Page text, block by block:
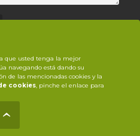
que usted tenga la mejor
navegando está dando su
de las mencionadas cookies y la
cookies, pinche el enlace para